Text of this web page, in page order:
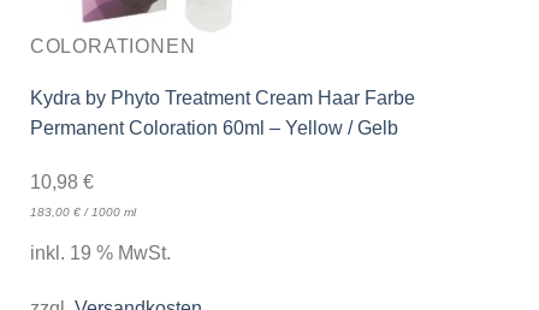
COLORATIONEN
Kydra by Phyto Treatment Cream Haar Farbe
Permanent Coloration 60ml – Yellow / Gelb
10,98 €
183,00 €/1000 ml
inkl. 19 % MwSt.